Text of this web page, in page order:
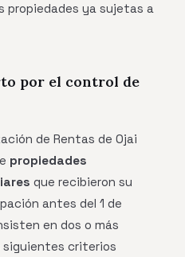
propiedades ya sujetas a
por el control de
de Rentas de Ojai
propiedades
que recibieron su
antes del 1 de
en dos o más
siguientes criterios